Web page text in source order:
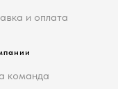
и оплата
команда